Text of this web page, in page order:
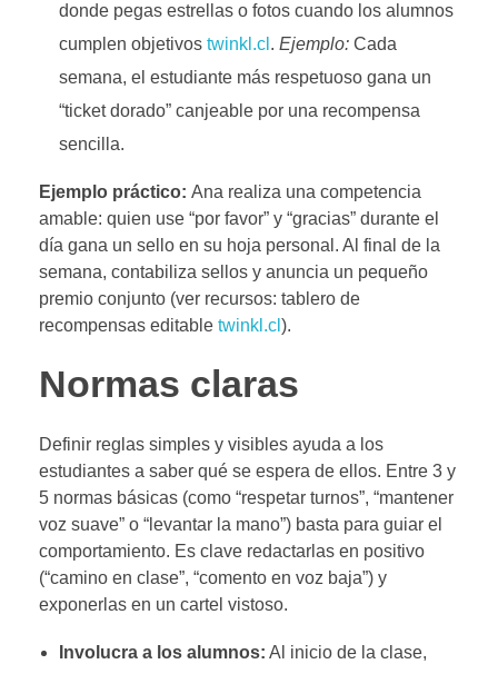
donde pegas estrellas o fotos cuando los alumnos
cumplen objetivos twinkl.cl . Ejemplo:Cada
semana, el estudiante más respetuoso gana un
“ticket dorado” canjeable por una recompensa
sencilla.
Ejemplo práctico: Ana realiza una competencia
amable: quien use “por favor” y “gracias” durante el
día gana un sello en su hoja personal. Al final de la
semana, contabiliza sellos y anuncia un pequeño
premio conjunto (ver recursos: tablero de
recompensas editable twinkl.cl ).
Normas claras
Definir reglas simples y visibles ayuda a los
estudiantes a saber qué se espera de ellos. Entre 3 y
5 normas básicas (como “respetar turnos”, “mantener
voz suave” o “levantar la mano”) basta para guiar el
comportamiento. Es clave redactarlas en positivo
(“camino en clase”, “comento en voz baja”) y
exponerlas en un cartel vistoso.
Involucra a los alumnos: Al inicio de la clase,